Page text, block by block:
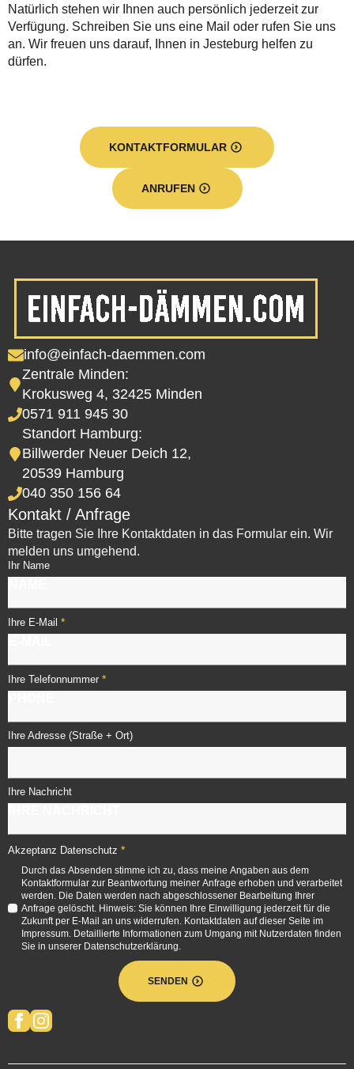
Natürlich stehen wir Ihnen auch persönlich jederzeit zur
Verfügung. Schreiben Sie uns eine Mail oder rufen Sie uns
an. Wir freuen uns darauf, Ihnen in Jesteburg helfen zu
dürfen.
KONTAKTFORMULAR
ANRUFEN
info@einfach-daemmen.com
Zentrale Minden:
Krokusweg 4, 32425 Minden
0571 911 945 30
Standort Hamburg:
Billwerder Neuer Deich 12,
20539 Hamburg
040 350 156 64
Kontakt / Anfrage
Bitte tragen Sie Ihre Kontaktdaten in das Formular ein. Wir
melden uns umgehend.
Ihr Name
Ihre E-Mail *
Ihre Telefonnummer *
Ihre Adresse (Straße + Ort)
Ihre Nachricht
Akzeptanz Datenschutz *
Durch das Absenden stimme ich zu, dass meine Angaben aus dem
Kontaktformular zur Beantwortung meiner Anfrage erhoben und verarbeitet
werden. Die Daten werden nach abgeschlossener Bearbeitung Ihrer
Anfrage gelöscht. Hinweis: Sie können Ihre Einwilligung jederzeit für die
Zukunft per E-Mail an uns widerrufen. Kontaktdaten auf dieser Seite im
Impressum. Detaillierte Informationen zum Umgang mit Nutzerdaten finden
Sie in unserer Datenschutzerklärung.
SENDEN